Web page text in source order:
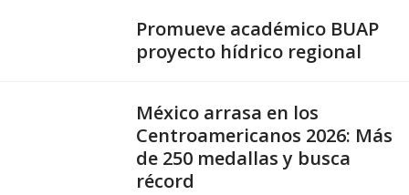
Promueve académico BUAP
proyecto hídrico regional
México arrasa en los
Centroamericanos 2026: Más
de 250 medallas y busca
récord